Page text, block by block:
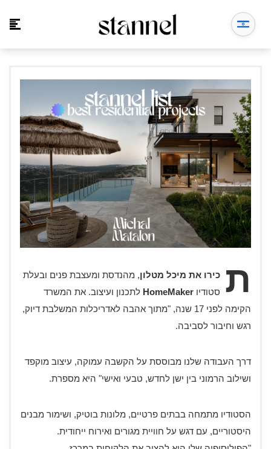
ת כירו את מיכל מטלון, מהנדסת ומעצבת פנים ובעלת
סטודיו HomeMaker לתכנון ועיצוב. את המשרד
הקימה לפני 17 שנה, "מתוך אהבה לאדריכלות המשלבת דיוק,
רגש וחיבור לסביבה.
דרך העבודה שלנו מבוססת על הקשבה עמוקה, עיצוב מוקפד
ושילוב הרמוני בין ישן לחדש, טבעי ואישי" היא מספרת.
הסטודיו מתמחה בבתים פרטיים, מלונות בוטיק, ושימור מבנים
היסטוריים, עם דגש על חוויית מגורים ואירוח ייחודית.